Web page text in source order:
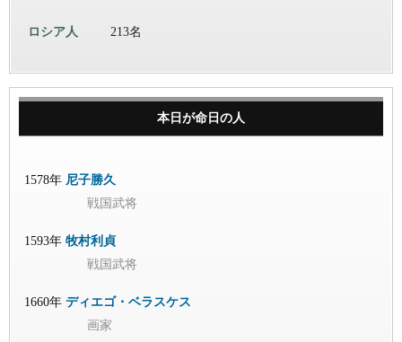
ロシア人 213名
本日が命日の人
1578年 尼子勝久
戦国武将
1593年 牧村利貞
戦国武将
1660年 ディエゴ・ベラスケス
画家